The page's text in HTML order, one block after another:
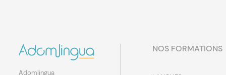
Adomlingua
NOS FORMATIONS